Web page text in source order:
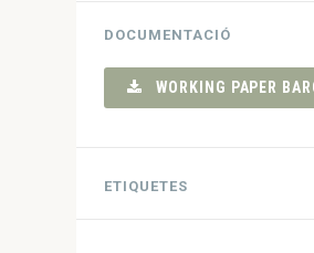
DOCUMENTACIÓ
WORKING PAPER
ETIQUETES